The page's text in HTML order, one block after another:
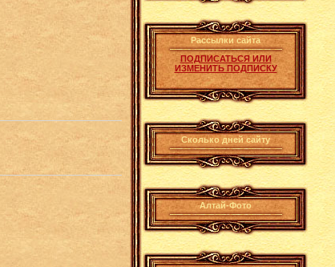
Рассылки сайта
ПОДПИСАТЬСЯ ИЛИ
ИЗМЕНИТЬ ПОДПИСКУ
Сколько дней сайту
Алтай-Фото